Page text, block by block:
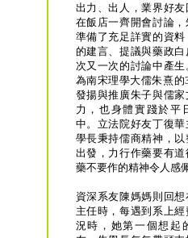
出力、出人，業界好
在飯店一齊開會討論
準備了充足詳實的資
的建言、提議與藥政
次又一次的討論中產
為南宋理學大儒朱熹的
發揚與推廣朱子與儒
力，也身體實踐於平
中。立法院好友丁復
學長秉持儒商精神，
出發，力行作藥要有
藥不要作的精神令人感佩
資深系友陳媽媽則回
主任時，每遇到系上
況時，她第一個想起